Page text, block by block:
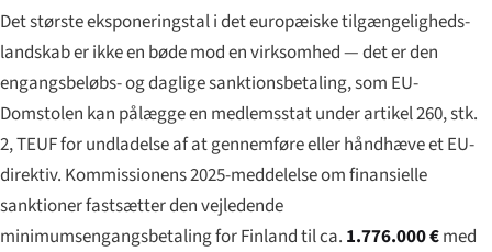
Det største eksponeringstal i det europæiske tilgængeligheds-
landskab er ikke en bøde mod en virksomhed — det er den
engangsbeløbs- og daglige sanktionsbetaling, som EU-
Domstolen kan pålægge en medlemsstat under artikel 260, stk.
2, TEUF for undladelse af at gennemføre eller håndhæve et EU-
direktiv. Kommissionens 2025-meddelelse om finansielle
sanktioner fastsætter den vejledende
minimumsengangsbetaling for Finland til ca. 1.776.000 €med